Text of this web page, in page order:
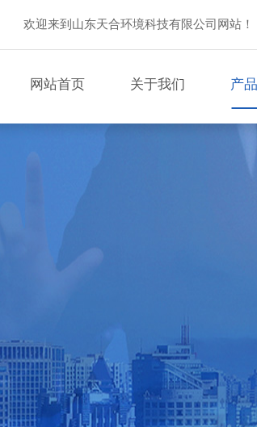
欢迎来到山东天合环境科技有限公司网站！
网站首页 关于我们 产